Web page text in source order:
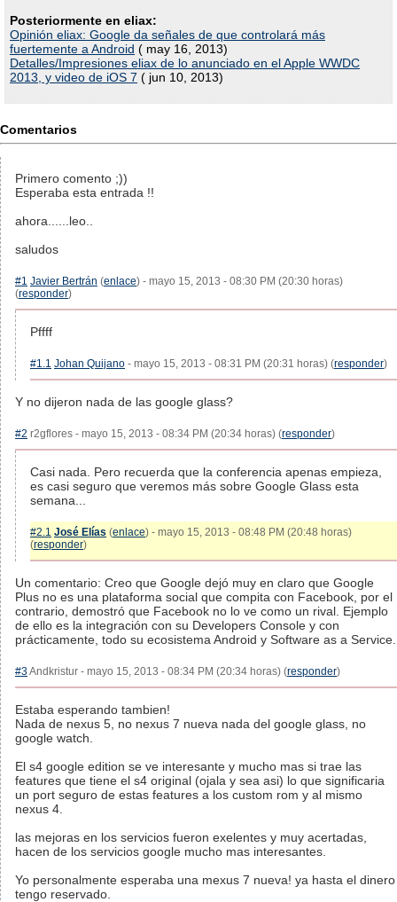
Posteriormente en eliax:
Opinión eliax: Google da señales de que controlará más
fuertemente a Android ( may 16, 2013)
Detalles/Impresiones eliax de lo anunciado en el Apple WWDC
2013, y video de iOS 7 ( jun 10, 2013)
Comentarios
Primero comento ;))
Esperaba esta entrada !!
ahora......leo..
saludos
#1 Javier Bertrán (enlace) - mayo 15, 2013 - 08:30 PM (20:30 horas)
(responder)
Pffff
#1.1 Johan Quijano - mayo 15, 2013 - 08:31 PM (20:31 horas) (responder)
Y no dijeron nada de las google glass?
#2 r2gflores - mayo 15, 2013 - 08:34 PM (20:34 horas) (responder)
Casi nada. Pero recuerda que la conferencia apenas empieza,
es casi seguro que veremos más sobre Google Glass esta
semana...
#2.1 José Elías (enlace) - mayo 15, 2013 - 08:48 PM (20:48 horas)
(responder)
Un comentario: Creo que Google dejó muy en claro que Google
Plus no es una plataforma social que compita con Facebook, por el
contrario, demostró que Facebook no lo ve como un rival. Ejemplo
de ello es la integración con su Developers Console y con
prácticamente, todo su ecosistema Android y Software as a Service.
#3Andkristur - mayo 15, 2013 - 08:34 PM (20:34 horas) (responder)
Estaba esperando tambien!
Nada de nexus 5, no nexus 7 nueva nada del google glass, no
google watch.
El s4 google edition se ve interesante y mucho mas si trae las
features que tiene el s4 original (ojala y sea asi) lo que significaria
un port seguro de estas features a los custom rom y al mismo
nexus 4.
las mejoras en los servicios fueron exelentes y muy acertadas,
hacen de los servicios google mucho mas interesantes.
Yo personalmente esperaba una mexus 7 nueva! ya hasta el dinero
tengo reservado.